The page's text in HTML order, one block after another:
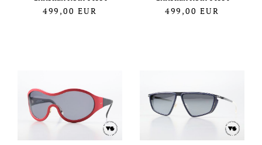
499,00 EUR
499,00 EUR